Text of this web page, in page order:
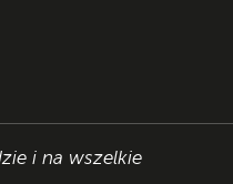
i na wszelkie